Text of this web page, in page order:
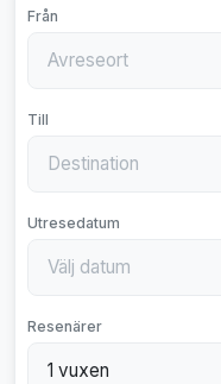
Från
Till
Utresedatum
Resenärer